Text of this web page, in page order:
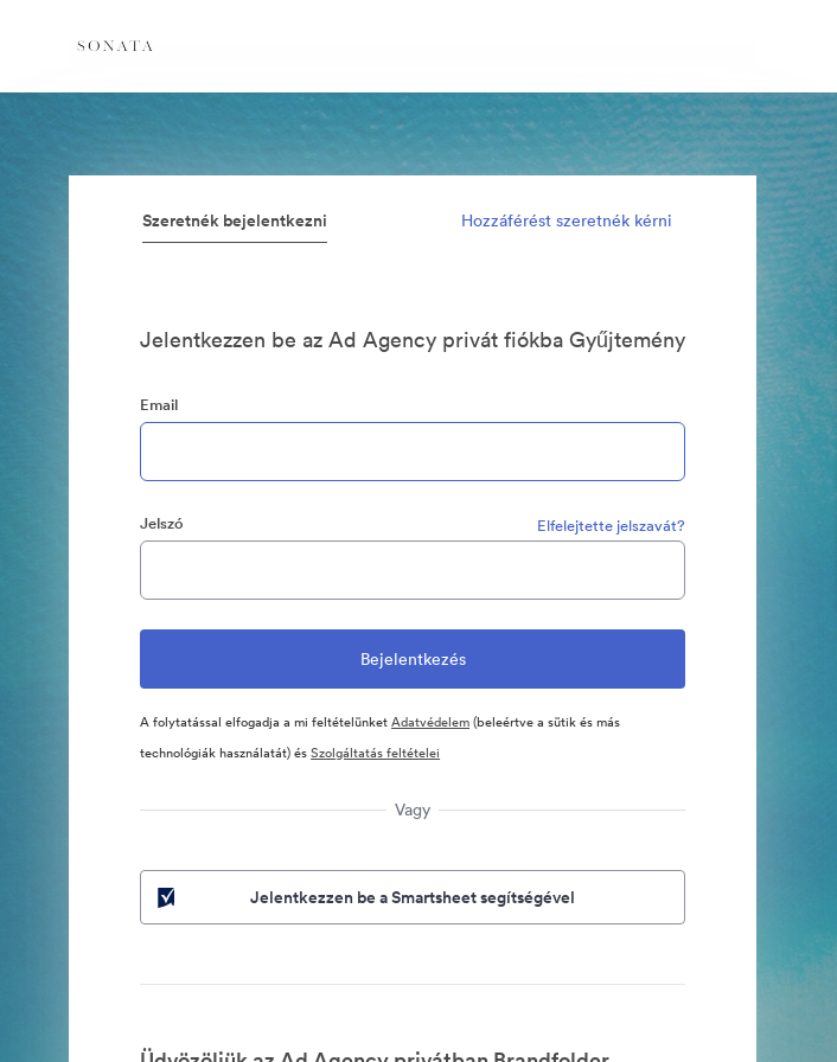
Szeretnék bejelentkezni Hozzáférést szeretnék kérni
Jelentkezzen be az Ad Agency privát fiókba Gyűjtemény
Email
Jelszó Elfelejtette jelszavát?
A folytatással elfogadja a mi feltételünketAdatvédelem(beleértve a sütik és más
technológiák használatát) ésSzolgáltatás feltételei
Vagy
Jelentkezzen be a Smartsheet segítségével